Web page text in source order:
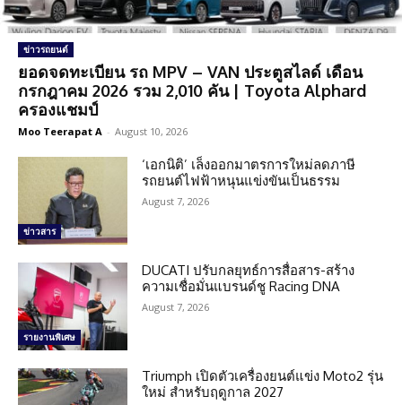
ข่าวรถยนต์
ยอดจดทะเบียน รถ MPV – VAN ประตูสไลด์ เดือน
กรกฎาคม 2026 รวม 2,010 คัน | Toyota Alphard
ครองแชมป์
Moo Teerapat A - August 10, 2026
ข่าวสาร
‘เอกนิติ’ เล็งออกมาตรการใหม่ลดภาษี
รถยนต์ไฟฟ้าหนุนแข่งขันเป็นธรรม
August 7, 2026
รายงานพิเศษ
DUCATI ปรับกลยุทธ์การสื่อสาร-สร้าง
ความเชื่อมั่นแบรนด์ชู Racing DNA
August 7, 2026
Triumph เปิดตัวเครื่องยนต์แข่ง Moto2 รุ่น
ใหม่ สำหรับฤดูกาล 2027